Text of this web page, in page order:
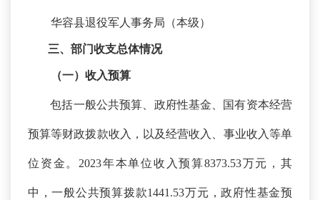
华容县退役军人事务局（本级）
三、部门收支总体情况
（一）收入预算
包括一般公共预算、政府性基金、国有资本经营
预算等财政拨款收入，以及经营收入、事业收入等单
位资金。 2023年本单位收入预算8373.53万元，其
中，一般公共预算拨款1441.53万元，政府性基金预